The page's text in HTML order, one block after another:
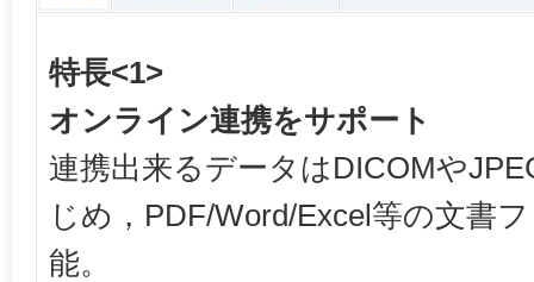
特長<1>
オンライン連携をサポート
連携出来るデータはDICOMや
じめ，PDF/Word/Excel等の文書
能。